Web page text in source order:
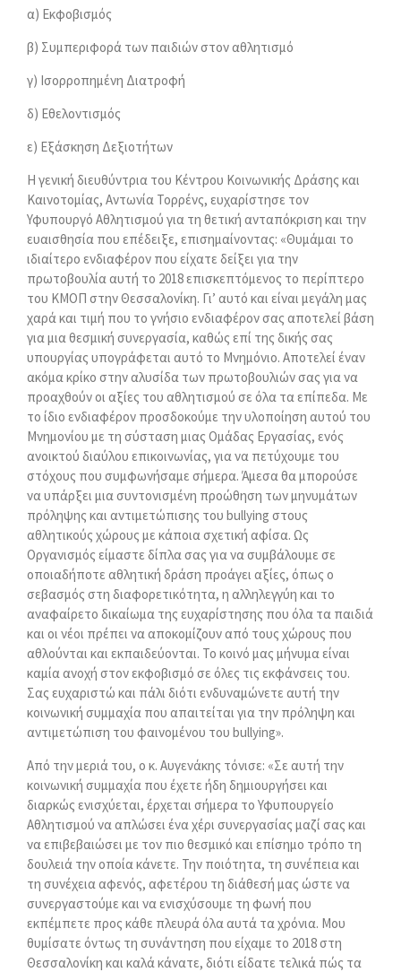
α) Εκφοβισμός
β) Συμπεριφορά των παιδιών στον αθλητισμό
γ) Ισορροπημένη Διατροφή
δ) Εθελοντισμός
ε) Εξάσκηση Δεξιοτήτων
Η γενική διευθύντρια του Κέντρου Κοινωνικής Δράσης και
Καινοτομίας, Αντωνία Τορρένς, ευχαρίστησε τον
Υφυπουργό Αθλητισμού για τη θετική ανταπόκριση και την
ευαισθησία που επέδειξε, επισημαίνοντας: «Θυμάμαι το
ιδιαίτερο ενδιαφέρον που είχατε δείξει για την
πρωτοβουλία αυτή το 2018 επισκεπτόμενος το περίπτερο
του ΚΜΟΠ στην Θεσσαλονίκη. Γι’ αυτό και είναι μεγάλη μας
χαρά και τιμή που το γνήσιο ενδιαφέρον σας αποτελεί βάση
για μια θεσμική συνεργασία, καθώς επί της δικής σας
υπουργίας υπογράφεται αυτό το Μνημόνιο. Αποτελεί έναν
ακόμα κρίκο στην αλυσίδα των πρωτοβουλιών σας για να
προαχθούν οι αξίες του αθλητισμού σε όλα τα επίπεδα. Με
το ίδιο ενδιαφέρον προσδοκούμε την υλοποίηση αυτού του
Μνημονίου με τη σύσταση μιας Ομάδας Εργασίας, ενός
ανοικτού διαύλου επικοινωνίας, για να πετύχουμε του
στόχους που συμφωνήσαμε σήμερα. Άμεσα θα μπορούσε
να υπάρξει μια συντονισμένη προώθηση των μηνυμάτων
πρόληψης και αντιμετώπισης του bullying στους
αθλητικούς χώρους με κάποια σχετική αφίσα. Ως
Οργανισμός είμαστε δίπλα σας για να συμβάλουμε σε
οποιαδήποτε αθλητική δράση προάγει αξίες, όπως ο
σεβασμός στη διαφορετικότητα, η αλληλεγγύη και το
αναφαίρετο δικαίωμα της ευχαρίστησης που όλα τα παιδιά
και οι νέοι πρέπει να αποκομίζουν από τους χώρους που
αθλούνται και εκπαιδεύονται. Το κοινό μας μήνυμα είναι
καμία ανοχή στον εκφοβισμό σε όλες τις εκφάνσεις του.
Σας ευχαριστώ και πάλι διότι ενδυναμώνετε αυτή την
κοινωνική συμμαχία που απαιτείται για την πρόληψη και
αντιμετώπιση του φαινομένου του bullying».
Από την μεριά του, ο κ. Αυγενάκης τόνισε: «Σε αυτή την
κοινωνική συμμαχία που έχετε ήδη δημιουργήσει και
διαρκώς ενισχύεται, έρχεται σήμερα το Υφυπουργείο
Αθλητισμού να απλώσει ένα χέρι συνεργασίας μαζί σας και
να επιβεβαιώσει με τον πιο θεσμικό και επίσημο τρόπο τη
δουλειά την οποία κάνετε. Την ποιότητα, τη συνέπεια και
τη συνέχεια αφενός, αφετέρου τη διάθεσή μας ώστε να
συνεργαστούμε και να ενισχύσουμε τη φωνή που
εκπέμπετε προς κάθε πλευρά όλα αυτά τα χρόνια. Μου
θυμίσατε όντως τη συνάντηση που είχαμε το 2018 στη
Θεσσαλονίκη και καλά κάνατε, διότι είδατε τελικά πώς τα